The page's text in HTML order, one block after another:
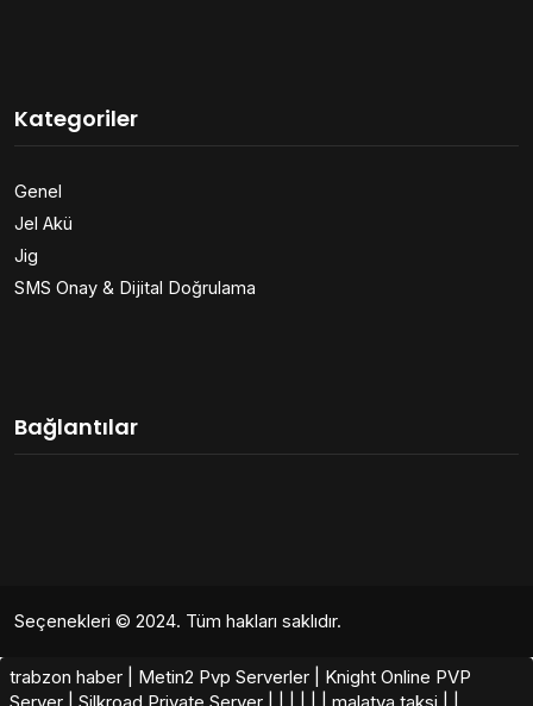
Kategoriler
Genel
Jel Akü
Jig
SMS Onay & Dijital Doğrulama
Bağlantılar
Seçenekleri © 2024. Tüm hakları saklıdır.
trabzon haber Metin2 Pvp Serverler
Knight Online PVP
Server
Silkroad Private Server​ malatya taksi